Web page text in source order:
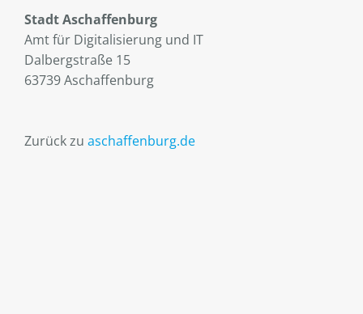
Stadt Aschaffenburg
Amt für Digitalisierung und IT
Dalbergstraße 15
63739 Aschaffenburg
Zurück zu aschaffenburg.de